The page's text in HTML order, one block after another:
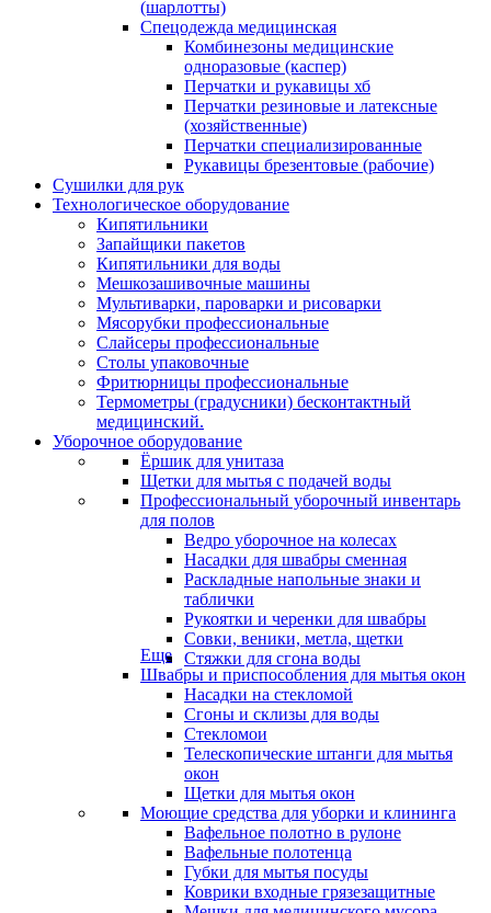
(шарлотты)
Спецодежда медицинская
Комбинезоны медицинские
одноразовые (каспер)
Перчатки и рукавицы хб
Перчатки резиновые и латексные
(хозяйственные)
Перчатки специализированные
Рукавицы брезентовые (рабочие)
Сушилки для рук
Технологическое оборудование
Кипятильники
Запайщики пакетов
Кипятильники для воды
Мешкозашивочные машины
Мультиварки, пароварки и рисоварки
Мясорубки профессиональные
Слайсеры профессиональные
Столы упаковочные
Фритюрницы профессиональные
Термометры (градусники) бесконтактный
медицинский.
Уборочное оборудование
Ёршик для унитаза
Щетки для мытья с подачей воды
Профессиональный уборочный инвентарь
для полов
Ведро уборочное на колесах
Насадки для швабры сменная
Раскладные напольные знаки и
таблички
Рукоятки и черенки для швабры
Совки, веники, метла, щетки
Стяжки для сгона воды
Еще
Швабры и приспособления для мытья окон
Насадки на стекломой
Сгоны и склизы для воды
Стекломои
Телескопические штанги для мытья
окон
Щетки для мытья окон
Моющие средства для уборки и клининга
Вафельное полотно в рулоне
Вафельные полотенца
Губки для мытья посуды
Коврики входные грязезащитные